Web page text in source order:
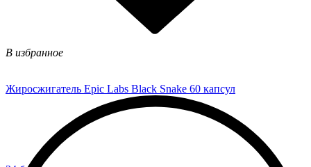
В избранное
Жиросжигатель Epic Labs Black Snake 60 капсул